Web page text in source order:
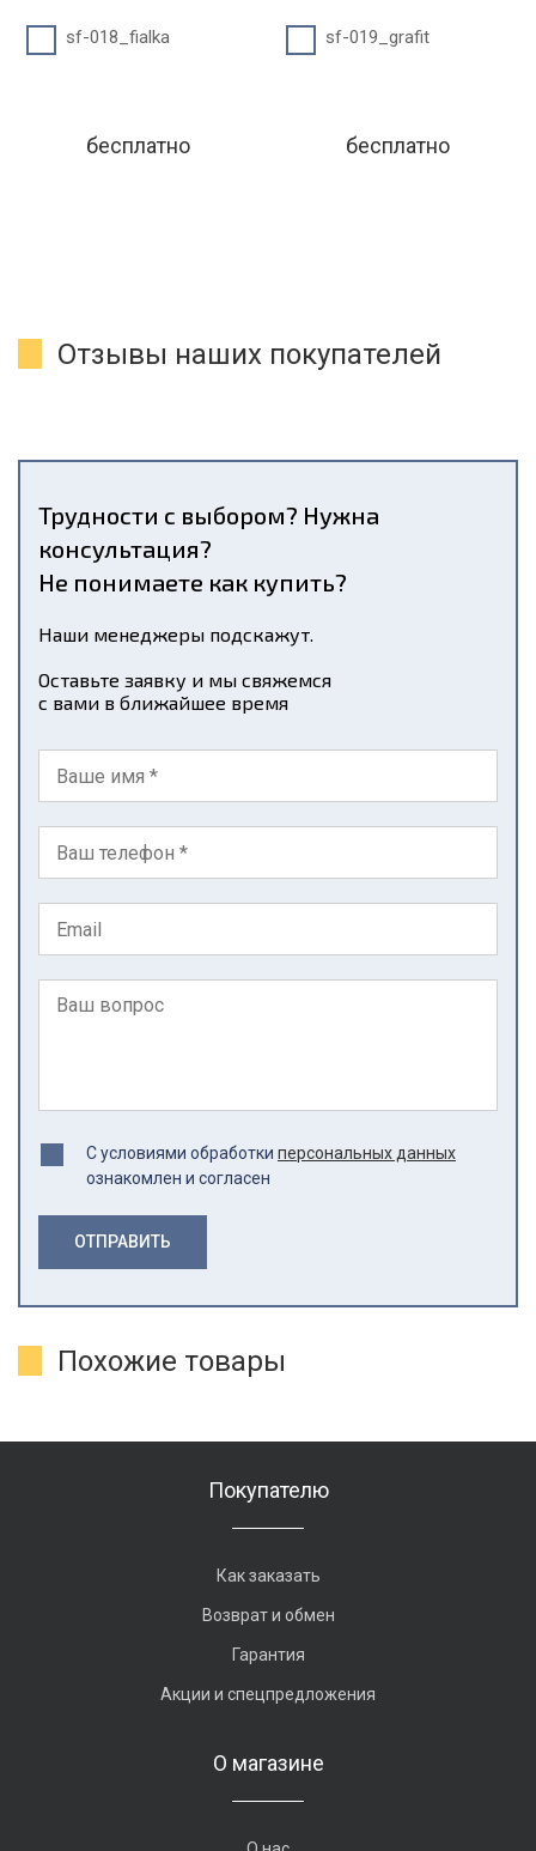
sf-018_fialka
бесплатно
sf-019_grafit
бесплатно
Отзывы наших покупателей
Трудности с выбором? Нужна
консультация?
Не понимаете как купить?
Наши менеджеры подскажут.
Оставьте заявку и мы свяжемся
с вами в ближайшее время
С условиями обработки персональных данных
ознакомлен и согласен
ОТПРАВИТЬ
Похожие товары
Покупателю
Как заказать
Возврат и обмен
Гарантия
Акции и спецпредложения
О магазине